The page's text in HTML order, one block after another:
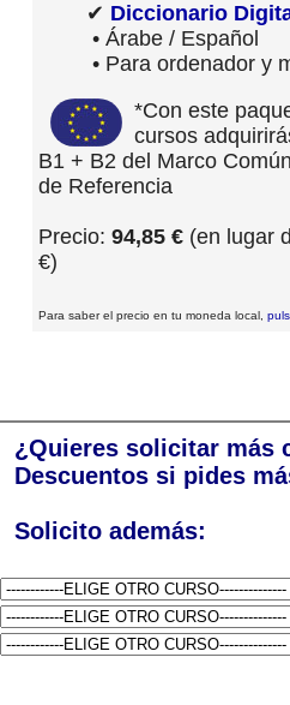
✔ Diccionario
• Árabe / Español
• Para ordenador y
*Con este
cursos
B1 + B2 del Marco
de Referencia
Precio: 94,85 € (en lugar
€)
Para saber el precio en tu moneda local,
¿Quieres solicitar más
Descuentos si pides
Solicito además: